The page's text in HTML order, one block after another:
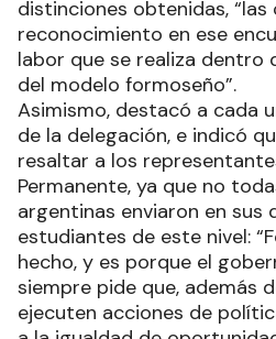
distinciones obtenidas, “las
reconocimiento en ese
labor que se realiza dentro
del modelo formoseño”.
Asimismo, destacó a cada
de la delegación, e indicó
resaltar a los
Permanente, ya que no
argentinas enviaron en sus
estudiantes de este nivel:
hecho, y es porque el
siempre pide que, además
ejecuten acciones de